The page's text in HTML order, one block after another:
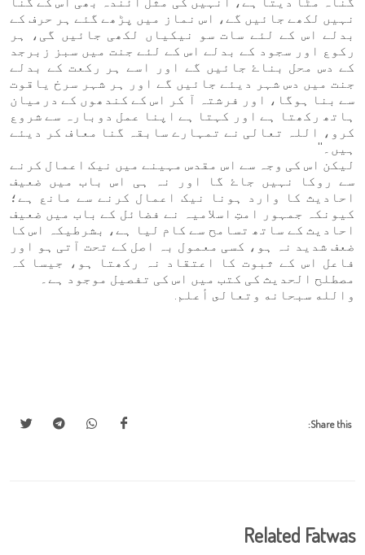
نہیں لکھے جائیں گے، اس نماز میں پڑھے گئے ہر حرف کے
بدلے اس کے لئے سات سو نیکیاں لکھی جائیں گی، ہر
رکوع اور سجود کے بدلے اس کے لئے جنت میں سبز زبرجد
کے دس محل بناۓ جائیں گے اور اسے ہر رکعت کے بدلے
جنت میں دس شہر دیئے جائیں گے اور ہر شہر سرخ یاقوت
سے بنا ہوگا، اور فرشتہ آ کر اس کے کندھوں کے درمیان
ہاتھ رکھتا ہے اور کہتا ہے اپنا عمل دوبارہ سے شروع
کرو، اللہ تعالی نے تمہارے سابقہ گنا معاف کر دیئے
ہیں۔''
لیکن اس کی وجہ سے اس مقدس مہینے میں نیک اعمال کرنے
سے روکا نہیں جاۓ گا اور نہ ہی اس باب میں ضعیف
احادیث کا وارد ہونا نیک اعمال کرنے سے مانع ہے؛
کیونکہ جمہور امتِ اسلامیہ نے فضائل کے باب میں ضعیف
احادیث کے ساتھ تسامح سے کام لیا ہے، بشرطیکہ اس کا
ضعف شدید نہ ہو، کسی معمول بہ اصل کے تحت آتی ہو اور
فاعل اس کے ثبوت کا اعتقاد نہ رکھتا ہو، جیسا کہ
مصطلح الحدیث کی کتب میں اس کی تفصیل موجود ہے۔
والله سبحانه وتعالى أعلم.
Share this:
Related Fatwas